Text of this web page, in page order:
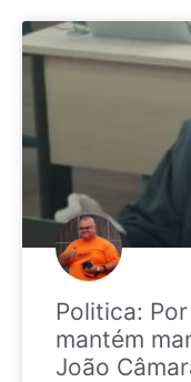
Politica:
mantém
João